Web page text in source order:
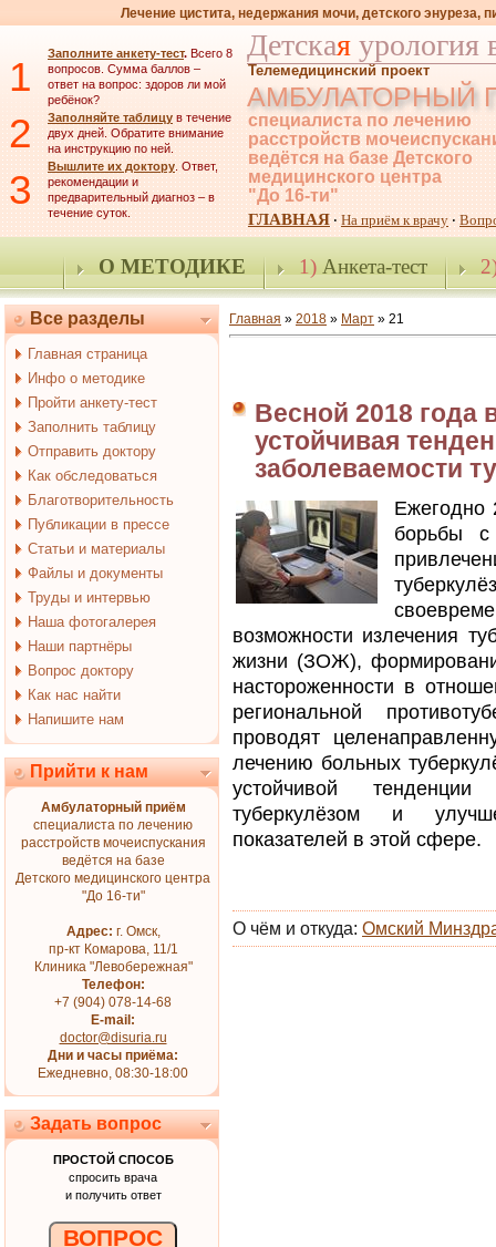
Лечение цистита, недержания мочи, детского энуреза,
1 Заполните анкету-тест. Всего 8
вопросов. Сумма баллов –
ответ на вопрос: здоров ли мой
ребёнок?
2 Заполняйте таблицу в течение
двух дней. Обратите внимание
на инструкцию по ней.
3 Вышлите их доктору. Ответ,
рекомендации и
предварительный диагноз – в
течение суток.
Детская урология
Телемедицинский проект
АМБУЛАТОРНЫЙ
специалиста по лечению
расстройств
ведётся на базе Детского
медицинского центра
"До 16-ти"
ГЛАВНАЯ · На приём к врачу ·
О МЕТОДИКЕ 1)Анкета-тест
Все разделы
Главная страница
Инфо о методике
Пройти анкету-тест
Заполнить таблицу
Отправить доктору
Как обследоваться
Благотворительность
Публикации в прессе
Статьи и материалы
Файлы и документы
Труды и интервью
Наша фотогалерея
Наши партнёры
Вопрос доктору
Как нас найти
Напишите нам
Прийти к нам
Амбулаторный приём
специалиста по лечению
расстройств мочеиспускания
ведётся на базе
Детского медицинского центра
"До 16-ти"
Адрес: г. Омск,
пр-кт Комарова, 11/1
Клиника "Левобережная"
Телефон:
+7 (904) 078-14-68
E-mail:
doctor@disuria.ru
Дни и часы приёма:
Ежедневно, 08:30-18:00
Задать вопрос
ПРОСТОЙ СПОСОБ
спросить врача
и получить ответ
ВОПРОС
Главная » 2018 » Март » 21
Весной 2018 года
устойчивая
заболеваемости
Ежегодно
борьбы
возможности излечения
жизни (ЗОЖ),
настороженности в
региональной
проводят
лечению больных
устойчивой
туберкулёзом и
показателей в этой сфере.
О чём и откуда: Омский